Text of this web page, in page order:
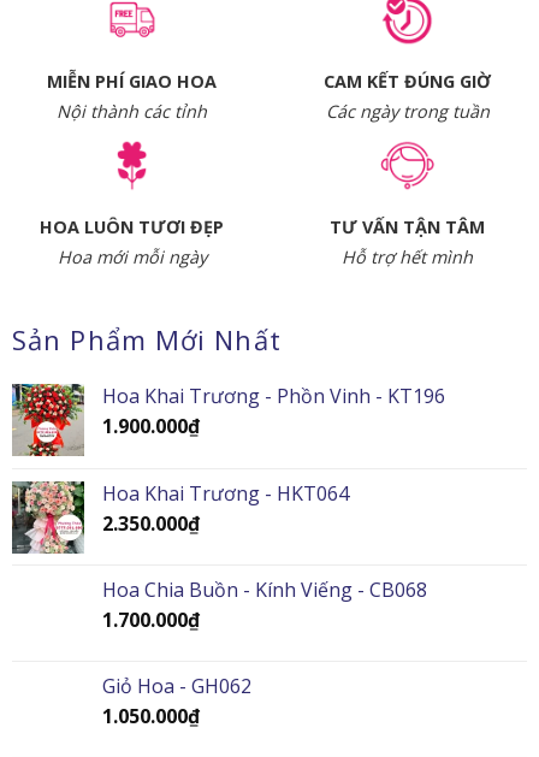
MIỄN PHÍ GIAO HOA
Nội thành các tỉnh
CAM KẾT ĐÚNG GIỜ
Các ngày trong tuần
HOA LUÔN TƯƠI ĐẸP
Hoa mới mỗi ngày
TƯ VẤN TẬN TÂM
Hỗ trợ hết mình
Sản Phẩm Mới Nhất
Hoa Khai Trương - Phồn Vinh - KT196
1.900.000₫
Hoa Khai Trương - HKT064
2.350.000₫
Hoa Chia Buồn - Kính Viếng - CB068
1.700.000₫
Giỏ Hoa - GH062
1.050.000₫